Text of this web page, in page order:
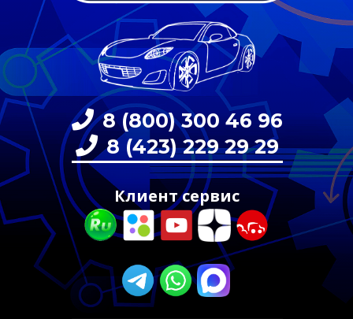
8 (800) 300 46 96
8 (423) 229 29 29
Клиент сервис